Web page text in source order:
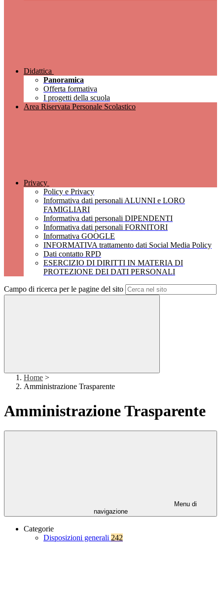
Didattica
Panoramica
Offerta formativa
I progetti della scuola
Area Riservata Personale Scolastico
Privacy
Policy e Privacy
Informativa dati personali ALUNNI e LORO
FAMIGLIARI
Informativa dati personali DIPENDENTI
Informativa dati personali FORNITORI
Informativa GOOGLE
INFORMATIVA trattamento dati Social Media Policy
Dati contatto RPD
ESERCIZIO DI DIRITTI IN MATERIA DI
PROTEZIONE DEI DATI PERSONALI
Campo di ricerca per le pagine del sito
Home >
Amministrazione Trasparente
Amministrazione Trasparente
Menu di
navigazione
Categorie
Disposizioni generali 242